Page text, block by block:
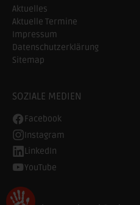
Aktuelles
Aktuelle Termine
Impressum
Datenschutzerklärung
Sitemap
SOZIALE MEDIEN
Facebook
Instagram
LinkedIn
YouTube